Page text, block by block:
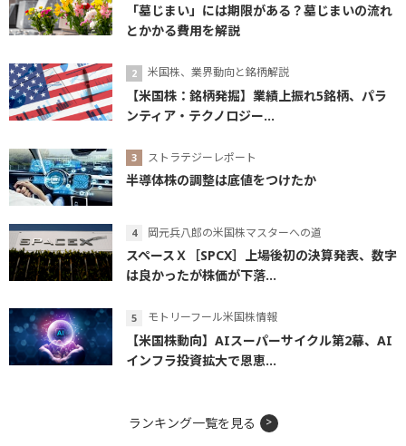
「墓じまい」には期限がある？墓じまいの流れ
とかかる費用を解説
米国株、業界動向と銘柄解説
【米国株：銘柄発掘】業績上振れ5銘柄、パラ
ンティア・テクノロジー...
ストラテジーレポート
半導体株の調整は底値をつけたか
岡元兵八郎の米国株マスターへの道
スペースＸ［SPCX］上場後初の決算発表、数字
は良かったが株価が下落...
モトリーフール米国株情報
【米国株動向】AIスーパーサイクル第2幕、AI
インフラ投資拡大で恩恵...
ランキング一覧を見る